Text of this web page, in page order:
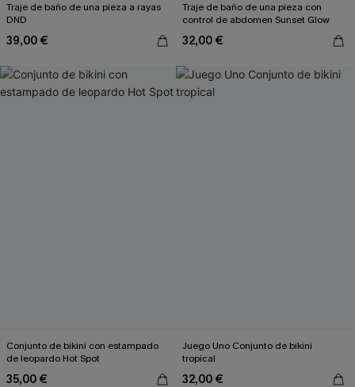
Traje de baño de una pieza a rayas
DND
39,00 €
Traje de baño de una pieza con
control de abdomen Sunset Glow
32,00 €
Conjunto de bikini con estampado
de leopardo Hot Spot
35,00 €
Juego Uno Conjunto de bikini
tropical
32,00 €